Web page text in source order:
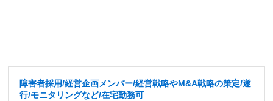
障害者採用/経営企画メンバー/経営戦略やM&A戦略の策定/遂
行/モニタリングなど/在宅勤務可